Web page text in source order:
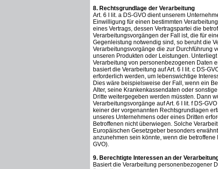
8. Rechtsgrundlage der Verarbeitung
Art. 6 I lit. a DS-GVO dient unserem
Einwilligung für einen bestimmten
eines Vertrags, dessen Vertragspartei die
Verarbeitungsvorgängen der Fall ist, die für
Gegenleistung notwendig sind, so beruht die
Verarbeitungsvorgänge die zur Durchführung
unseren Produkten oder Leistungen.
Verarbeitung von personenbezogenen Daten
basiert die Verarbeitung auf Art. 6 I lit. c DS-
erforderlich werden, um lebenswichtige
Dies wäre beispielsweise der Fall, wenn ein
Alter, seine Krankenkassendaten oder
Dritte weitergegeben werden müssten. Dann
Verarbeitungsvorgänge auf Art. 6 I lit. f DS-
keiner der vorgenannten Rechtsgrundlagen
unseres Unternehmens oder eines Dritten
Betroffenen nicht überwiegen. Solche
Europäischen Gesetzgeber besonders
anzunehmen sein könnte, wenn die
GVO).
9. Berechtigte Interessen an der
Basiert die Verarbeitung personenbezogener